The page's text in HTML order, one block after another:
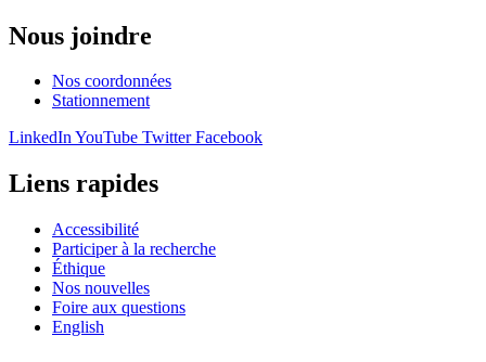
Nous joindre
Nos coordonnées
Stationnement
LinkedInYouTube Twitter Facebook
Liens rapides
Accessibilité
Participer à la recherche
Éthique
Nos nouvelles
Foire aux questions
English